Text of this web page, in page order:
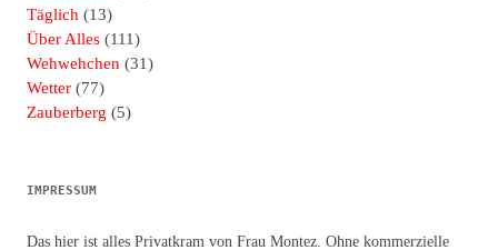
Täglich (13)
Über Alles (111)
Wehwehchen (31)
Wetter (77)
Zauberberg (5)
IMPRESSUM
Das hier ist alles Privatkram von Frau Montez. Ohne kommerzielle